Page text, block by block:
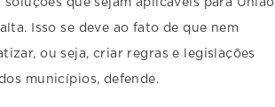
que sejam aplicáveis para
Isso se deve ao fato de que nem
ou seja, criar regras e legislações
municípios, defende.